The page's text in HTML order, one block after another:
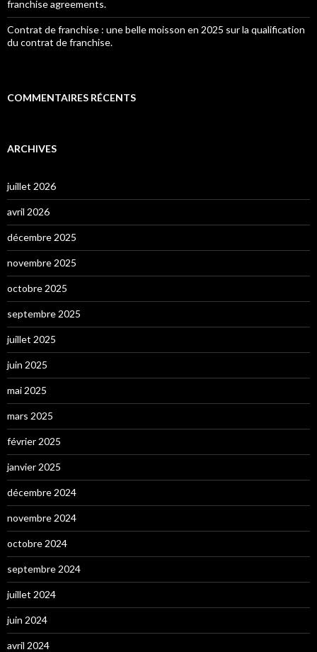
franchise agreements.
Contrat de franchise : une belle moisson en 2025 sur la qualification
du contrat de franchise.
COMMENTAIRES RÉCENTS
ARCHIVES
juillet 2026
avril 2026
décembre 2025
novembre 2025
octobre 2025
septembre 2025
juillet 2025
juin 2025
mai 2025
mars 2025
février 2025
janvier 2025
décembre 2024
novembre 2024
octobre 2024
septembre 2024
juillet 2024
juin 2024
avril 2024